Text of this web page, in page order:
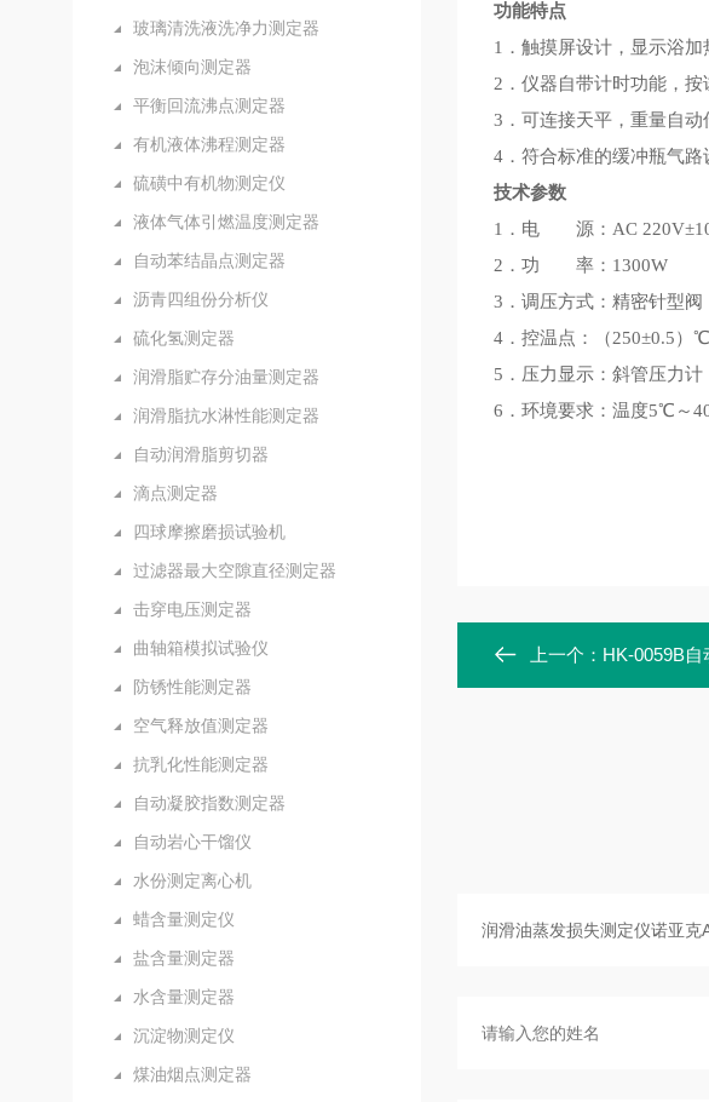
玻璃清洗液洗净力测定器
泡沫倾向测定器
平衡回流沸点测定器
有机液体沸程测定器
硫磺中有机物测定仪
液体气体引燃温度测定器
自动苯结晶点测定器
沥青四组份分析仪
硫化氢测定器
润滑脂贮存分油量测定器
润滑脂抗水淋性能测定器
自动润滑脂剪切器
滴点测定器
四球摩擦磨损试验机
过滤器最大空隙直径测定器
击穿电压测定器
曲轴箱模拟试验仪
防锈性能测定器
空气释放值测定器
抗乳化性能测定器
自动凝胶指数测定器
自动岩心干馏仪
水份测定离心机
蜡含量测定仪
盐含量测定器
水含量测定器
沉淀物测定仪
煤油烟点测定器
功能特点
1．触摸屏设计，显示浴
2．仪器自带计时功能，
3．可连接天平，重量自
4．符合标准的缓冲瓶气路
技术参数
1．电 源：AC
2．功 率：1300W
3．调压方式：精密针型阀
4．控温点：（250±0.5）℃
5．压力显示：斜管压力计
6．环境要求：温度5℃～
上一个： HK-0059B